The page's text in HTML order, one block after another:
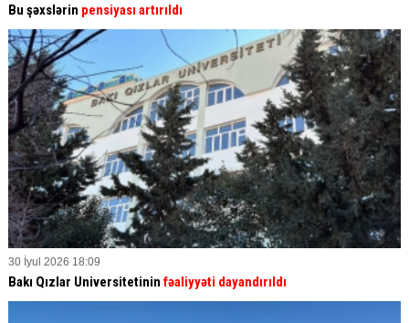
Bu şəxslərin pensiyası artırıldı
30 İyul 2026 18:09
Bakı Qızlar Universitetinin fəaliyyəti dayandırıldı